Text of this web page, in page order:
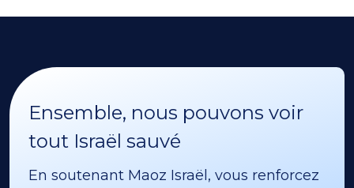
Ensemble, nous pouvons voir
tout Israël sauvé
En soutenant Maoz Israël, vous renforcez